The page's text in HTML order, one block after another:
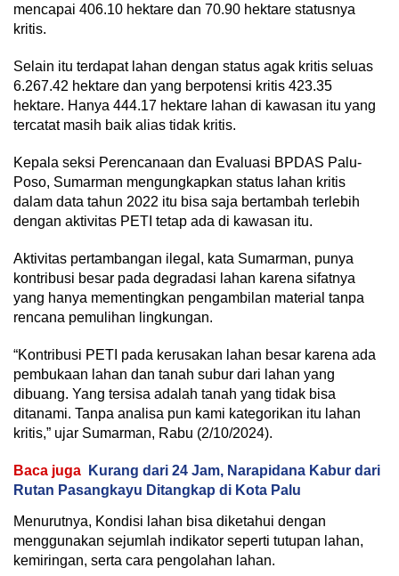
mencapai 406.10 hektare dan 70.90 hektare statusnya
kritis.
Selain itu terdapat lahan dengan status agak kritis seluas
6.267.42 hektare dan yang berpotensi kritis 423.35
hektare. Hanya 444.17 hektare lahan di kawasan itu yang
tercatat masih baik alias tidak kritis.
Kepala seksi Perencanaan dan Evaluasi BPDAS Palu-
Poso, Sumarman mengungkapkan status lahan kritis
dalam data tahun 2022 itu bisa saja bertambah terlebih
dengan aktivitas PETI tetap ada di kawasan itu.
Aktivitas pertambangan ilegal, kata Sumarman, punya
kontribusi besar pada degradasi lahan karena sifatnya
yang hanya mementingkan pengambilan material tanpa
rencana pemulihan lingkungan.
“Kontribusi PETI pada kerusakan lahan besar karena ada
pembukaan lahan dan tanah subur dari lahan yang
dibuang. Yang tersisa adalah tanah yang tidak bisa
ditanami. Tanpa analisa pun kami kategorikan itu lahan
kritis,” ujar Sumarman, Rabu (2/10/2024).
Baca juga
Kurang dari 24 Jam, Narapidana Kabur dari
Rutan Pasangkayu Ditangkap di Kota Palu
Menurutnya, Kondisi lahan bisa diketahui dengan
menggunakan sejumlah indikator seperti tutupan lahan,
kemiringan, serta cara pengolahan lahan.